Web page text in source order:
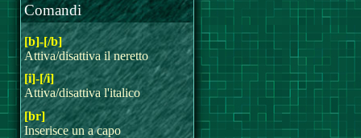
Comandi
[b]-[/b]
Attiva/disattiva il neretto
[i]-[/i]
Attiva/disattiva l'italico
[br]
Inserisce un a capo